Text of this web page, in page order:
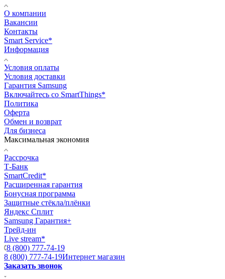
О компании
Вакансии
Контакты
Smart Service*
Информация
Условия оплаты
Условия доставки
Гарантия Samsung
Включайтесь со SmartThings*
Политика
Оферта
Обмен и возврат
Для бизнеса
Максимальная экономия
Рассрочка
Т-Банк
SmartCredit*
Расширенная гарантия
Бонусная программа
Защитные стёкла/плёнки
Яндекс Сплит
Samsung Гарантия+
Трейд-ин
Live stream*
8 (800) 777-74-19
8 (800) 777-74-19Интернет магазин
Заказать звонок